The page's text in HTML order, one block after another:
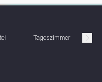
Tageszimmer